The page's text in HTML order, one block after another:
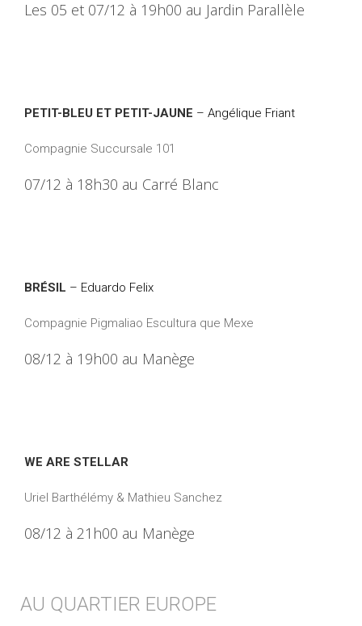
Les 05 et 07/12 à 19h00 au Jardin Parallèle
PETIT-BLEU ET PETIT-JAUNE – Angélique Friant
Compagnie Succursale 101
07/12 à 18h30 au Carré Blanc
BRÉSIL – Eduardo Felix
Compagnie Pigmaliao Escultura que Mexe
08/12 à 19h00 au Manège
WE ARE STELLAR
Uriel Barthélémy & Mathieu Sanchez
08/12 à 21h00 au Manège
AU QUARTIER EUROPE